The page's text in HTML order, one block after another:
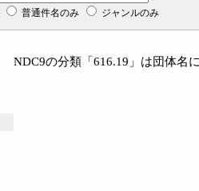
普通件名のみ ジャンルのみ
NDC9の分類「616.19」は団体名